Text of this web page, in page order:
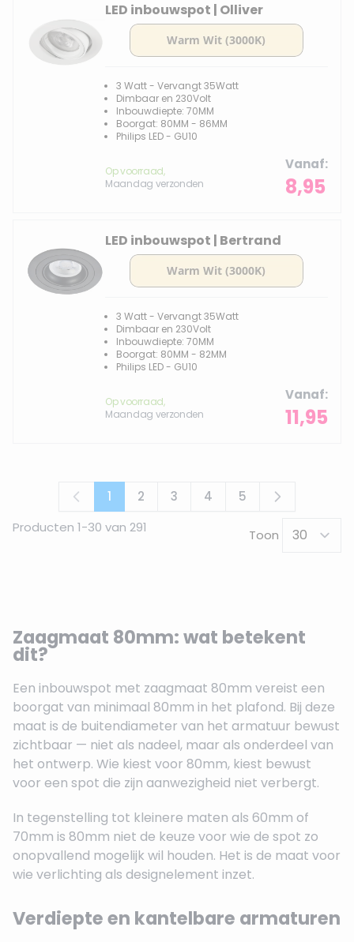
LED inbouwspot | Olliver
3 Watt - Vervangt 35Watt
Dimbaar en 230Volt
Inbouwdiepte: 70MM
Boorgat: 80MM - 86MM
Philips LED - GU10
Op voorraad,
Maandag verzonden
Vanaf
8,95
LED inbouwspot | Bertrand
3 Watt - Vervangt 35Watt
Dimbaar en 230Volt
Inbouwdiepte: 70MM
Boorgat: 80MM - 82MM
Philips LED - GU10
Op voorraad,
Maandag verzonden
Vanaf
11,95
Producten 1-30 van 291
U lees momenteel pagina
1 Pagina
2 Pagina
3 Pagina
4 Pagina
5
Toon
Zaagmaat 80mm: wat betekent
dit?
Een inbouwspot met zaagmaat 80mm vereist een
boorgat van minimaal 80mm in het plafond. Bij deze
maat is de buitendiameter van het armatuur bewust
zichtbaar — niet als nadeel, maar als onderdeel van
het ontwerp. Wie kiest voor 80mm, kiest bewust
voor een spot die zijn aanwezigheid niet verbergt.
In tegenstelling tot kleinere maten als 60mm of
70mm is 80mm niet de keuze voor wie de spot zo
onopvallend mogelijk wil houden. Het is de maat voor
wie verlichting als designelement inzet.
Verdiepte en kantelbare armaturen